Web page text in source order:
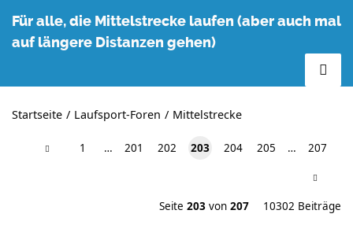
Für alle, die Mittelstrecke laufen (aber auch mal
auf längere Distanzen gehen)
Startseite Laufsport-Foren Mittelstrecke
1 … 201 202 203 204 205 … 207
Seite 203 von 207 10302 Beiträge